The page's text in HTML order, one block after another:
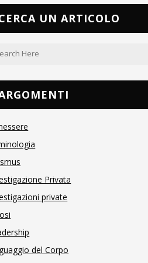
UN ARTICOLO
Privata
private
del Corpo